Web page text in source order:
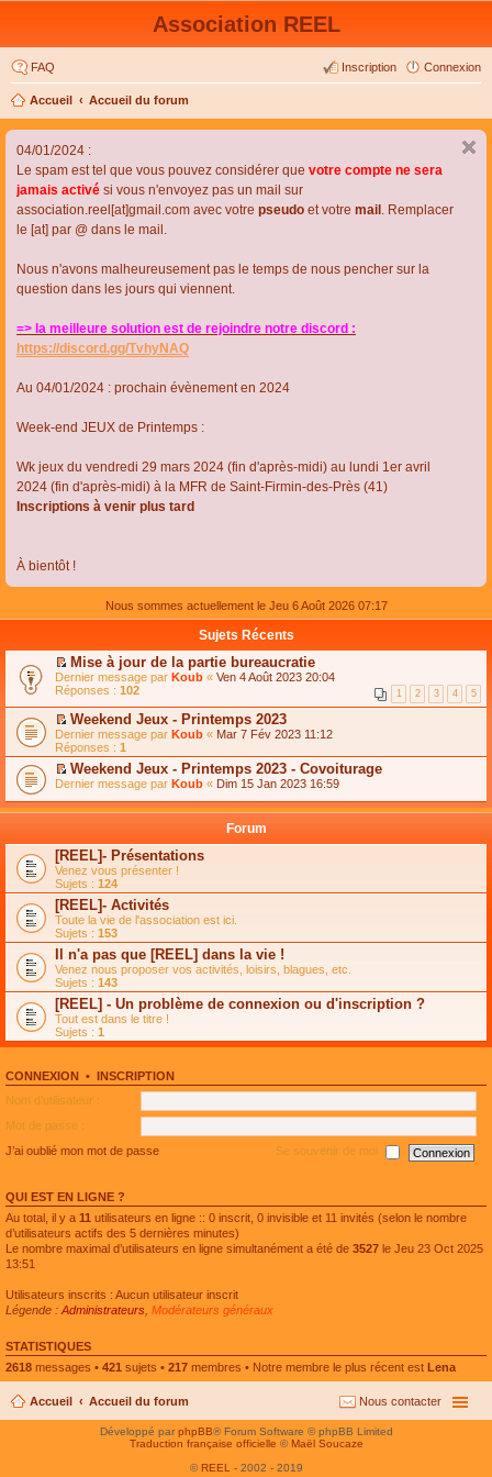
Association REEL
FAQ Connexion
Inscription
Accueil Accueil du forum
04/01/2024 :
Le spam est tel que vous pouvez considérer que votre compte ne sera
jamais activé si vous n'envoyez pas un mail sur
association.reel[at]gmail.com avec votre pseudo et votre mail . Remplacer
le [at] par @ dans le mail.
Nous n'avons malheureusement pas le temps de nous pencher sur la
question dans les jours qui viennent.
=> la meilleure solution est de rejoindre notre discord :
https://discord.gg/TvhyNAQ
Au 04/01/2024 : prochain évènement en 2024
Week-end JEUX de Printemps :
Wk jeux du vendredi 29 mars 2024 (fin d'après-midi) au lundi 1er avril
2024 (fin d'après-midi) à la MFR de Saint-Firmin-des-Près (41)
Inscriptions à venir plus tard
À bientôt !
Nous sommes actuellement le Jeu 6 Août 2026 07:17
Sujets Récents
C
o
n
s
u
l
t
e
r
l
e
s
s
a
g
e
n
o
n
l
u
l
e
p
l
u
s
é
c
e
n
t
Mise à jour de la partie bureaucratie
Dernier message par Koub « Ven 4 Août 2023 20:04
Réponses : 102 1 2 3 4 5
C
o
n
s
u
t
l
e
m
e
s
s
a
g
e
n
o
n
l
u
l
e
l
u
s
é
e
Weekend Jeux - Printemps 2023
Dernier message par Koub « Mar 7 Fév 2023 11:12
Réponses : 1
C
n
l
t
e
r
l
e
m
e
s
s
a
g
e
n
o
n
u
l
e
l
s
e
n
t
Weekend Jeux - Printemps 2023 - Covoiturage
Dernier message par Koub « Dim 15 Jan 2023 16:59
Forum
[REEL]- Présentations
Venez vous présenter !
Sujets : 124
[REEL]- Activités
Toute la vie de l'association est ici.
Sujets : 153
Il n'a pas que [REEL] dans la vie !
Venez nous proposer vos activités, loisirs, blagues, etc.
Sujets : 143
[REEL] - Un problème de connexion ou d'inscription ?
Tout est dans le titre !
Sujets : 1
CONNEXION • INSCRIPTION
Nom d’utilisateur :
Mot de passe :
J’ai oublié mon mot de passe
Se souvenir de moi
QUI EST EN LIGNE ?
Au total, il y a 11 utilisateurs en ligne :: 0 inscrit, 0 invisible et 11 invités (selon le nombre
d’utilisateurs actifs des 5 dernières minutes)
Le nombre maximal d’utilisateurs en ligne simultanément a été de 3527 le Jeu 23 Oct 2025
13:51
Utilisateurs inscrits : Aucun utilisateur inscrit
Légende : Administrateurs Modérateurs généraux
STATISTIQUES
2618 messages • 421 sujets • 217 membres • Notre membre le plus récent est Lena
Accueil Accueil du forum Nous contacter
Développé parphpBB® Forum Software © phpBB Limited
Traduction française officielle © Maël Soucaze
© REEL - 2002 - 2019